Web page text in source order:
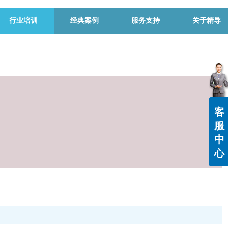
行业培训 经典案例 服务支持 关于精导
客
服
中
心